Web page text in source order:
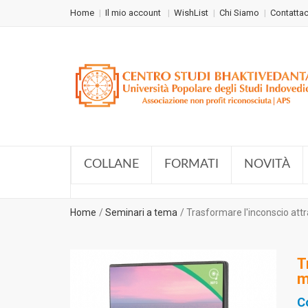
Home Il mio account WishList Chi Siamo
COLLANE FORMATI NOVITÀ
Home Seminari a tema Trasformare l'inconscio